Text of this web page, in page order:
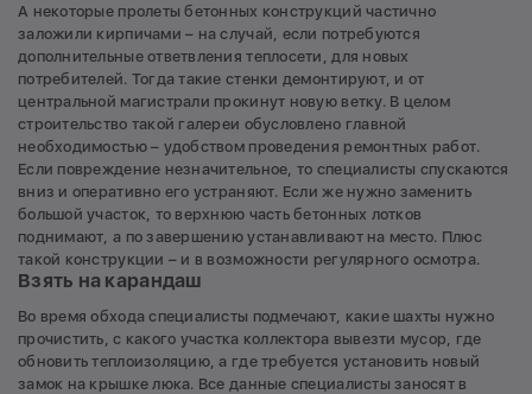
А некоторые пролеты бетонных конструкций частично
заложили кирпичами – на случай, если потребуются
дополнительные ответвления теплосети, для новых
потребителей. Тогда такие стенки демонтируют, и от
центральной магистрали прокинут новую ветку. В целом
строительство такой галереи обусловлено главной
необходимостью – удобством проведения ремонтных работ.
Если повреждение незначительное, то специалисты спускаются
вниз и оперативно его устраняют. Если же нужно заменить
большой участок, то верхнюю часть бетонных лотков
поднимают, а по завершению устанавливают на место. Плюс
такой конструкции – и в возможности регулярного осмотра.
Взять на карандаш
Во время обхода специалисты подмечают, какие шахты нужно
прочистить, с какого участка коллектора вывезти мусор, где
обновить теплоизоляцию, а где требуется установить новый
замок на крышке люка. Все данные специалисты заносят в